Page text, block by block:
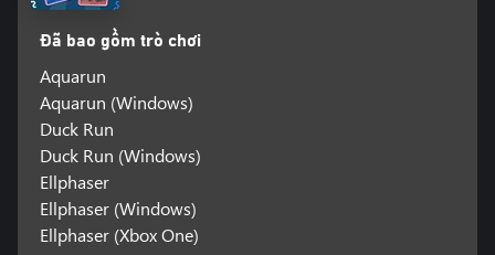
Đã bao gồm trò chơi
Aquarun
Aquarun (Windows)
Duck Run
Duck Run (Windows)
Ellphaser
Ellphaser (Windows)
Ellphaser (Xbox One)